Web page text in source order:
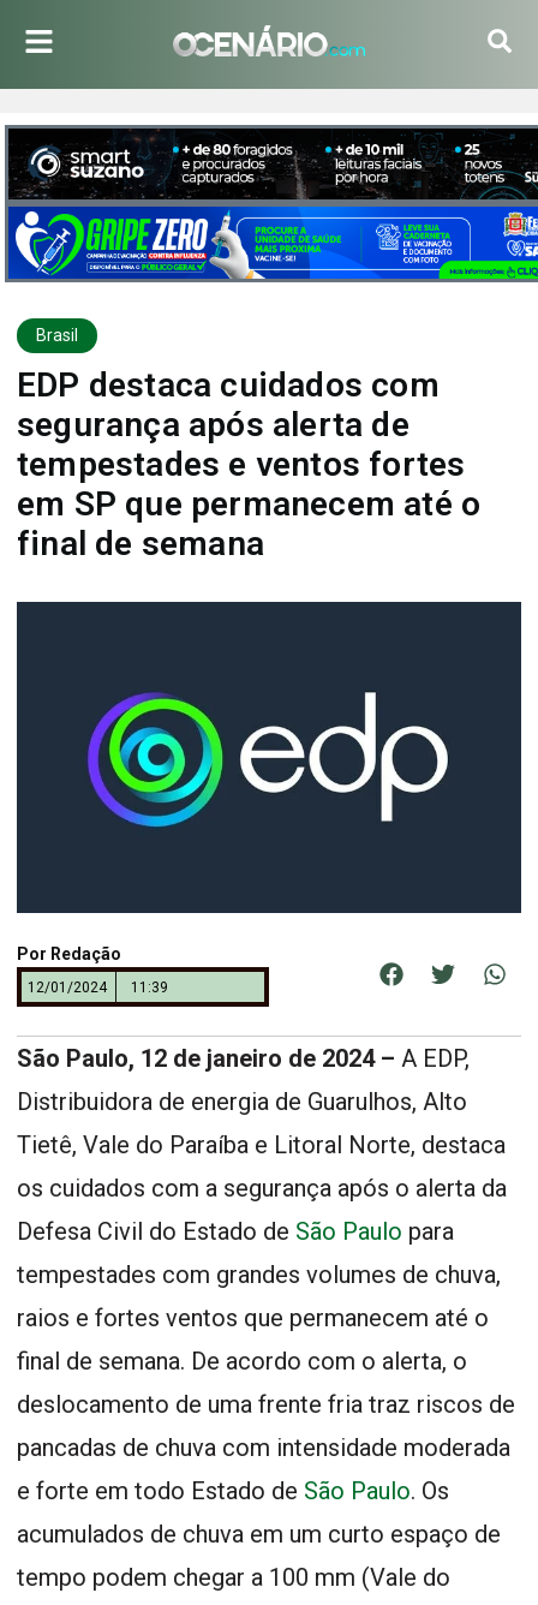
Brasil
EDP destaca cuidados com
segurança após alerta de
tempestades e ventos fortes
em SP que permanecem até o
final de semana
Por Redação
12/01/2024 11:39
São Paulo, 12 de janeiro de 2024 – A EDP,
Distribuidora de energia de Guarulhos, Alto
Tietê, Vale do Paraíba e Litoral Norte, destaca
os cuidados com a segurança após o alerta da
Defesa Civil do Estado de São Paulo para
tempestades com grandes volumes de chuva,
raios e fortes ventos que permanecem até o
final de semana. De acordo com o alerta, o
deslocamento de uma frente fria traz riscos de
pancadas de chuva com intensidade moderada
e forte em todo Estado de São Paulo. Os
acumulados de chuva em um curto espaço de
tempo podem chegar a 100 mm (Vale do